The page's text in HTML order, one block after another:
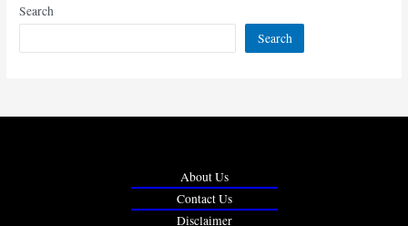
Search
Search
About Us
Contact Us
Disclaimer